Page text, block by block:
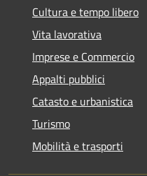
Cultura e tempo libero
Vita lavorativa
Imprese e Commercio
Appalti pubblici
Catasto e urbanistica
Turismo
Mobilità e trasporti